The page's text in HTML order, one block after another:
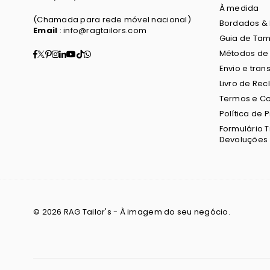
(Chamada para rede móvel nacional)
Email : info@ragtailors.com
Facebook
Twitter
Pinterest
Instagram
Linkedin
YouTube
TikTok
Whatsapp
À medida
Bordados
Guia de
Métodos
Envio e
Livro de
Termos e
Política de
Formulário
Devoluções
© 2026 RAG Tailor's - À imagem do seu negócio.